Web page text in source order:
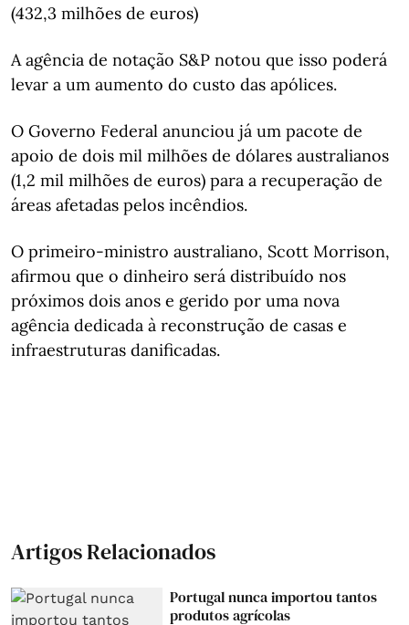
(432,3 milhões de euros)
A agência de notação S&P notou que isso poderá
levar a um aumento do custo das apólices.
O Governo Federal anunciou já um pacote de
apoio de dois mil milhões de dólares australianos
(1,2 mil milhões de euros) para a recuperação de
áreas afetadas pelos incêndios.
O primeiro-ministro australiano, Scott Morrison,
afirmou que o dinheiro será distribuído nos
próximos dois anos e gerido por uma nova
agência dedicada à reconstrução de casas e
infraestruturas danificadas.
Artigos Relacionados
Portugal nunca importou tantos
produtos agrícolas